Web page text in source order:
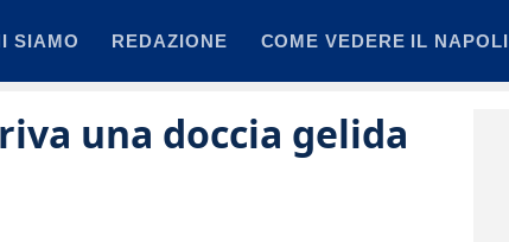
SIAMO REDAZIONE COME VEDERE IL NAPOLI
una doccia gelida